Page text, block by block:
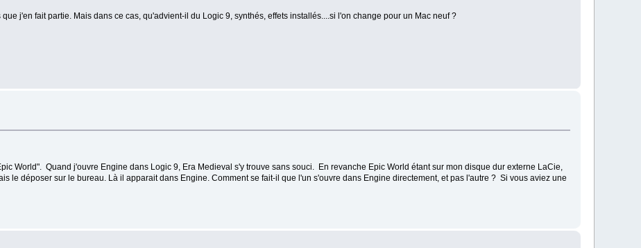
j'en fait partie. Mais dans ce cas, qu'advient-il du Logic 9, synthés, effets installés....si l'on change pour un Mac neuf ?
World". Quand j'ouvre Engine dans Logic 9, Era Medieval s'y trouve sans souci. En revanche Epic World étant sur mon disque dur externe LaCie,
le déposer sur le bureau. Là il apparait dans Engine. Comment se fait-il que l'un s'ouvre dans Engine directement, et pas l'autre ? Si vous aviez une